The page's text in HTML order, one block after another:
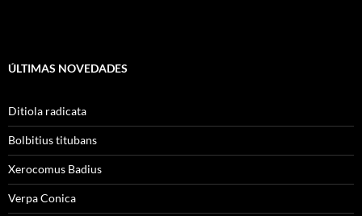
ÚLTIMAS NOVEDADES
Ditiola radicata
Bolbitius titubans
Xerocomus Badius
Verpa Conica